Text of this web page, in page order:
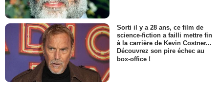
Sorti il y a 28 ans, ce film de
science-fiction a failli mettre fin
à la carrière de Kevin Costner...
Découvrez son pire échec au
box-office !